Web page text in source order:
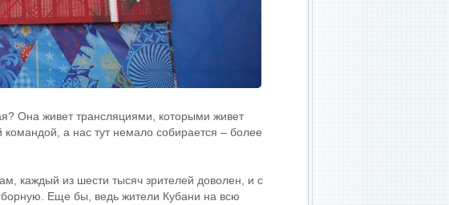
Она живет трансляциями, которыми живет
а нас тут немало собирается – более
каждый из шести тысяч зрителей доволен, и с
Еще бы, ведь жители Кубани на всю